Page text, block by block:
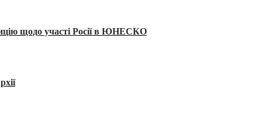
щодо участі Росії в ЮНЕСКО